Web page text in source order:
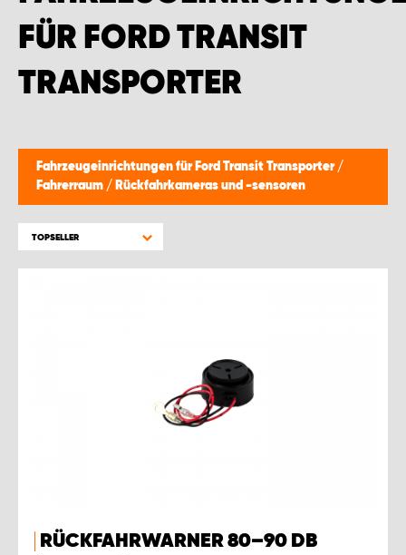
FÜR FORD TRANSIT
TRANSPORTER
Fahrzeugeinrichtungen für Ford Transit Transporter /
Fahrerraum / Rückfahrkameras und -sensoren
TOPSELLER
RÜCKFAHRWARNER 80–90 DB